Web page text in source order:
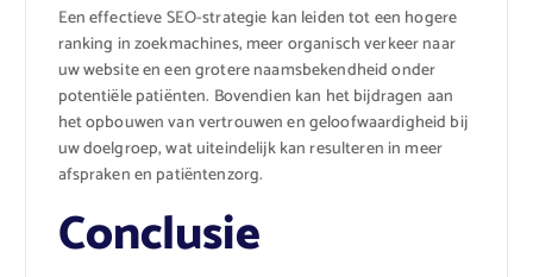
Een effectieve SEO-strategie kan leiden tot een hogere
ranking in zoekmachines, meer organisch verkeer naar
uw website en een grotere naamsbekendheid onder
potentiële patiënten. Bovendien kan het bijdragen aan
het opbouwen van vertrouwen en geloofwaardigheid bij
uw doelgroep, wat uiteindelijk kan resulteren in meer
afspraken en patiëntenzorg.
Conclusie